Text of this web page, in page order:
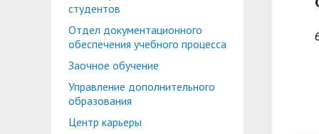
Планово-финансовое управление
Координационный центр
Противодействие коррупции
Охрана труда
Центр по информационной политике и
Центр карьеры
Консультационный центр поддержки
Учебно-тренинговый центр
Центр тестирования иностранных граждан
студентов
Отдел документационного
обеспечения учебного процесса
Заочное обучение
Управление дополнительного
образования
Центр карьеры